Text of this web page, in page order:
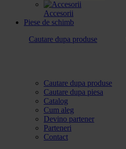
Accesorii
Piese de schimb
Cautare dupa produse
Cautare dupa produse
Cautare dupa piesa
Catalog
Cum aleg
Devino partener
Parteneri
Contact